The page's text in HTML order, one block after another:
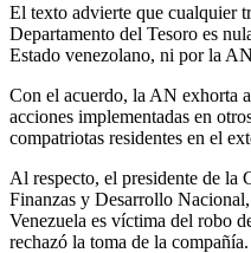
El texto advierte que cualquier
Departamento del Tesoro es
Estado venezolano, ni por la
Con el acuerdo, la AN exhorta
acciones implementadas en
compatriotas residentes en el
Al respecto, el presidente de la
Finanzas y Desarrollo
Venezuela es víctima del robo
rechazó la toma de la compañía.